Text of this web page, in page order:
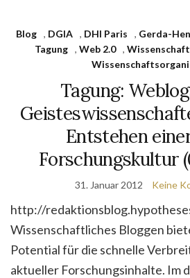
Blog , DGIA , DHI Paris , Gerda-
Tagung
, Web 2.0 ,
Tagung:
Entstehen
Forschungskultur
31. Januar 2012 Keine
http://
Wissenschaftliches Bloggen
Potential für die schnelle
aktueller Forschungsinhalte. Im